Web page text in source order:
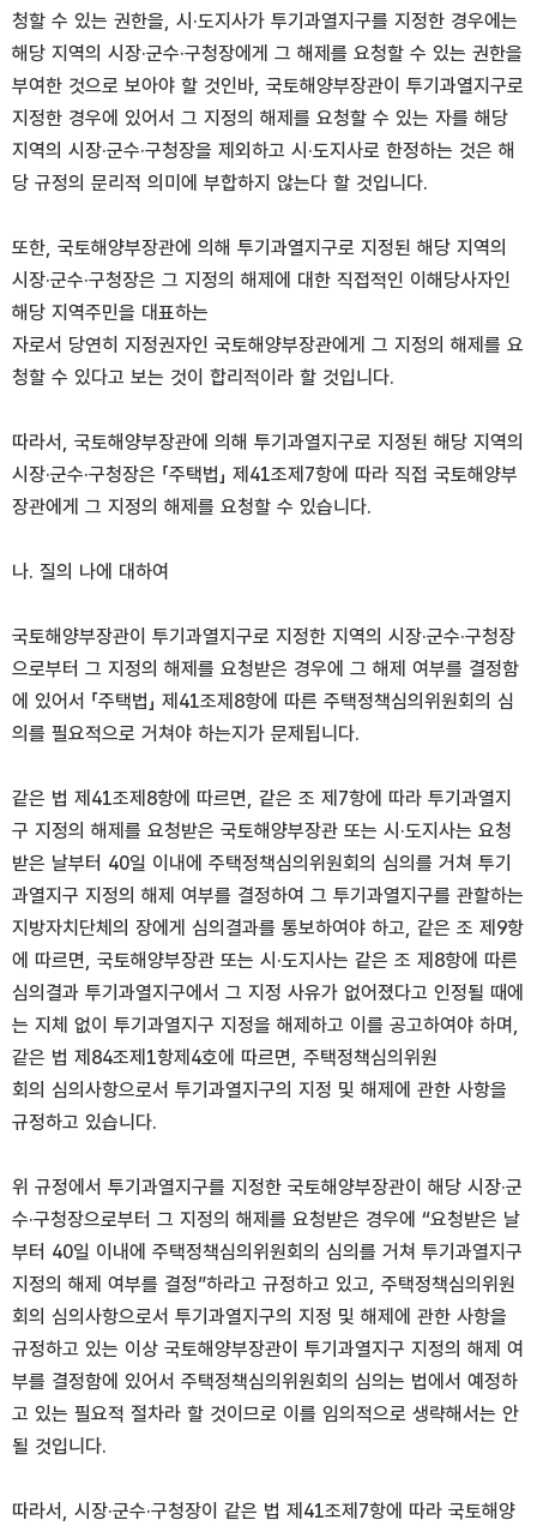
청할 수 있는 권한을, 시·도지사가 투기과열지구를 지정한 경우에는
해당 지역의 시장·군수·구청장에게 그 해제를 요청할 수 있는 권한을
부여한 것으로 보아야 할 것인바, 국토해양부장관이 투기과열지구로
지정한 경우에 있어서 그 지정의 해제를 요청할 수 있는 자를 해당
지역의 시장·군수·구청장을 제외하고 시·도지사로 한정하는 것은 해
당 규정의 문리적 의미에 부합하지 않는다 할 것입니다.
또한, 국토해양부장관에 의해 투기과열지구로 지정된 해당 지역의
시장·군수·구청장은 그 지정의 해제에 대한 직접적인 이해당사자인
해당 지역주민을 대표하는
자로서 당연히 지정권자인 국토해양부장관에게 그 지정의 해제를 요
청할 수 있다고 보는 것이 합리적이라 할 것입니다.
따라서, 국토해양부장관에 의해 투기과열지구로 지정된 해당 지역의
시장·군수·구청장은 「주택법」 제41조제7항에 따라 직접 국토해양부
장관에게 그 지정의 해제를 요청할 수 있습니다.
나. 질의 나에 대하여
국토해양부장관이 투기과열지구로 지정한 지역의 시장·군수·구청장
으로부터 그 지정의 해제를 요청받은 경우에 그 해제 여부를 결정함
에 있어서 「주택법」 제41조제8항에 따른 주택정책심의위원회의 심
의를 필요적으로 거쳐야 하는지가 문제됩니다.
같은 법 제41조제8항에 따르면, 같은 조 제7항에 따라 투기과열지
구 지정의 해제를 요청받은 국토해양부장관 또는 시·도지사는 요청
받은 날부터 40일 이내에 주택정책심의위원회의 심의를 거쳐 투기
과열지구 지정의 해제 여부를 결정하여 그 투기과열지구를 관할하는
지방자치단체의 장에게 심의결과를 통보하여야 하고, 같은 조 제9항
에 따르면, 국토해양부장관 또는 시·도지사는 같은 조 제8항에 따른
심의결과 투기과열지구에서 그 지정 사유가 없어졌다고 인정될 때에
는 지체 없이 투기과열지구 지정을 해제하고 이를 공고하여야 하며,
같은 법 제84조제1항제4호에 따르면, 주택정책심의위원
회의 심의사항으로서 투기과열지구의 지정 및 해제에 관한 사항을
규정하고 있습니다.
위 규정에서 투기과열지구를 지정한 국토해양부장관이 해당 시장·군
수·구청장으로부터 그 지정의 해제를 요청받은 경우에 “요청받은 날
부터 40일 이내에 주택정책심의위원회의 심의를 거쳐 투기과열지구
지정의 해제 여부를 결정”하라고 규정하고 있고, 주택정책심의위원
회의 심의사항으로서 투기과열지구의 지정 및 해제에 관한 사항을
규정하고 있는 이상 국토해양부장관이 투기과열지구 지정의 해제 여
부를 결정함에 있어서 주택정책심의위원회의 심의는 법에서 예정하
고 있는 필요적 절차라 할 것이므로 이를 임의적으로 생략해서는 안
될 것입니다.
따라서, 시장·군수·구청장이 같은 법 제41조제7항에 따라 국토해양